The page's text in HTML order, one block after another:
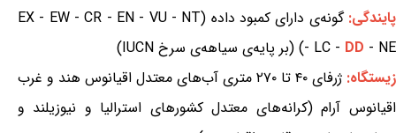
پایندگی:
گونه‌ی دارای کمبود داده (EX - EW - CR - EN - VU - NT
- LC - DD - NE) (بر پایه‌ی سیاهه‌ی سرخ IUCN)
زیستگاه:
ژرفای ۴۰ تا ۲۷۰ متری آب‌های معتدل اقیانوس هند و غرب
اقیانوس آرام (کرانه‌های معتدل کشورهای استرالیا و نیوزیلند و